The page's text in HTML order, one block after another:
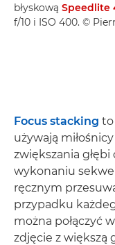
błyskową Speedlite
f/10 i ISO 400. ©
Focus stacking to
używają
zwiększania głębi
wykonaniu
ręcznym
przypadku
można połączyć
zdjęcie z większą